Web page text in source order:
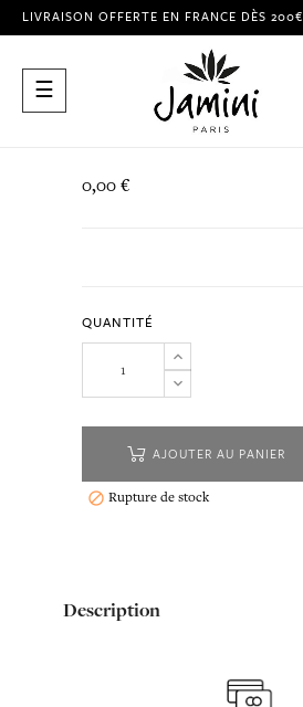
LIVRAISON OFFERTE EN FRANCE DÈS 200€
Basculer
la
☰
0,00 €
QUANTITÉ
AJOUTER AU PANIER
 Rupture de stock
Description